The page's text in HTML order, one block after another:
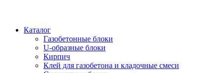
Каталог
Газобетонные блоки
U-образные блоки
Кирпич
Клей для газобетона и кладочные смеси